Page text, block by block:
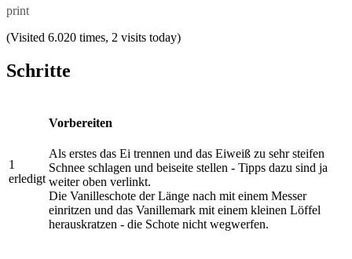
print
(Visited 6.020 times, 2 visits today)
Schritte
1
erledigt
Vorbereiten
Als erstes das Ei trennen und das Eiweiß zu sehr steifen
Schnee schlagen und beiseite stellen - Tipps dazu sind ja
weiter oben verlinkt.
Die Vanilleschote der Länge nach mit einem Messer
einritzen und das Vanillemark mit einem kleinen Löffel
herauskratzen - die Schote nicht wegwerfen.